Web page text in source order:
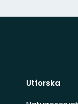
Utforska